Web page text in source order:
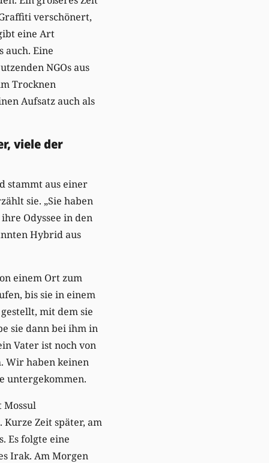
verschönert,
eine Art
auch. Eine
NGOs aus
Trocknen
Aufsatz auch als
viele der
stammt aus einer
sie. „Sie haben
Odyssee in den
Hybrid aus
einem Ort zum
bis sie in einem
mit dem sie
sie dann bei ihm in
Vater ist noch von
Wir haben keinen
untergekommen.
Mossul
Zeit später, am
Es folgte eine
Irak. Am Morgen